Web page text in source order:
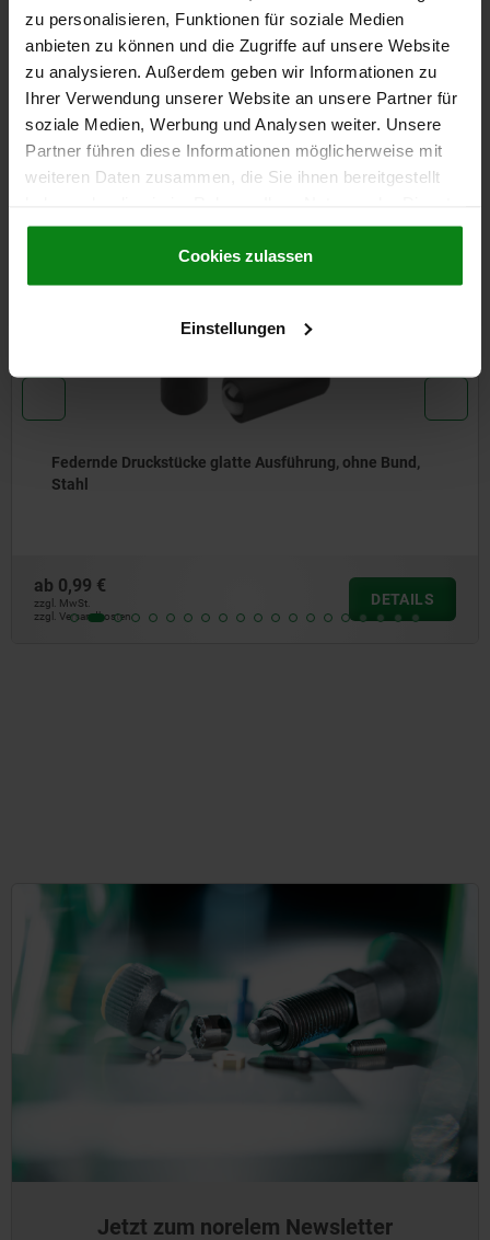
zu personalisieren, Funktionen für soziale Medien
anbieten zu können und die Zugriffe auf unsere Website
zu analysieren. Außerdem geben wir Informationen zu
Ihrer Verwendung unserer Website an unsere Partner für
soziale Medien, Werbung und Analysen weiter. Unsere
Partner führen diese Informationen möglicherweise mit
weiteren Daten zusammen, die Sie ihnen bereitgestellt
gesammelt haben.Cookie Richtlinien
Datenschutz|AGB
Cookies zulassen
Einstellungen
CAD
DOWNLOADS
Andere Kunden kauften auch
NEU
Ausführung, ohne Bund,
Federnde Druckstücke
1,04 €
zzgl. Versandkosten
Jetzt zum norelem Newsletter